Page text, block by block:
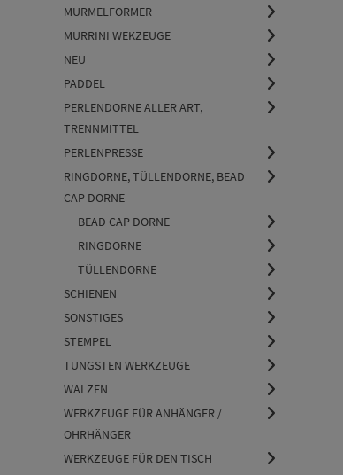
MURMELFORMER
MURRINI WEKZEUGE
NEU
PADDEL
PERLENDORNE ALLER ART,
TRENNMITTEL
PERLENPRESSE
RINGDORNE, TÜLLENDORNE, BEAD
CAP DORNE
BEAD CAP DORNE
RINGDORNE
TÜLLENDORNE
SCHIENEN
SONSTIGES
STEMPEL
TUNGSTEN WERKZEUGE
WALZEN
WERKZEUGE FÜR ANHÄNGER /
OHRHÄNGER
WERKZEUGE FÜR DEN TISCH